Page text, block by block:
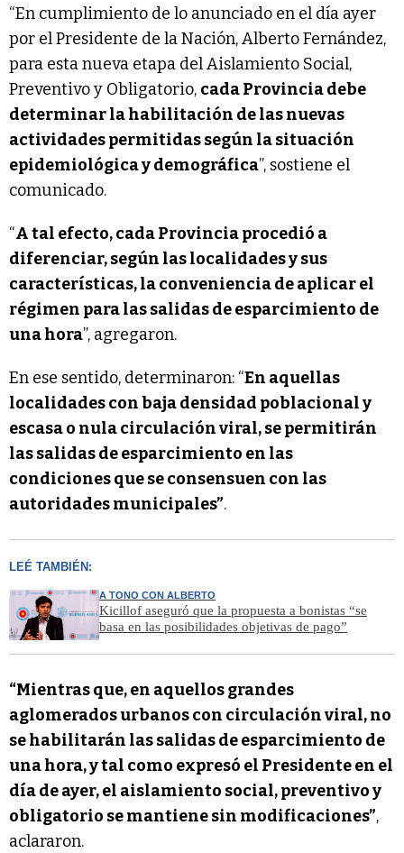
“En cumplimiento de lo anunciado en el día ayer
por el Presidente de la Nación, Alberto Fernández,
para esta nueva etapa del Aislamiento Social,
Preventivo y Obligatorio, cada Provincia debe
determinar la habilitación de las nuevas
actividades permitidas según la situación
epidemiológica y demográfica”, sostiene el
comunicado.
“A tal efecto, cada Provincia procedió a
diferenciar, según las localidades y sus
características, la conveniencia de aplicar el
régimen para las salidas de esparcimiento de
una hora”, agregaron.
En ese sentido, determinaron: “En aquellas
localidades con baja densidad poblacional y
escasa o nula circulación viral, se permitirán
las salidas de esparcimiento en las
condiciones que se consensuen con las
autoridades municipales”.
LEÉ TAMBIÉN:
A TONO CON ALBERTO
Kicillof aseguró que la propuesta a bonistas “se
basa en las posibilidades objetivas de pago”
“Mientras que, en aquellos grandes
aglomerados urbanos con circulación viral, no
se habilitarán las salidas de esparcimiento de
una hora, y tal como expresó el Presidente en el
día de ayer, el aislamiento social, preventivo y
obligatorio se mantiene sin modificaciones”,
aclararon.